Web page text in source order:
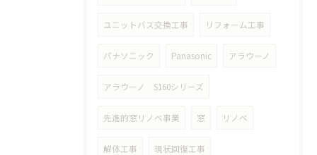
ユニットバス交換工事 リフォーム工事
パナソニック Panasonic アラウーノ
アラウーノ S160シリーズ
先進的窓リノベ事業 窓 リノベ
解体工事 現状回復工事